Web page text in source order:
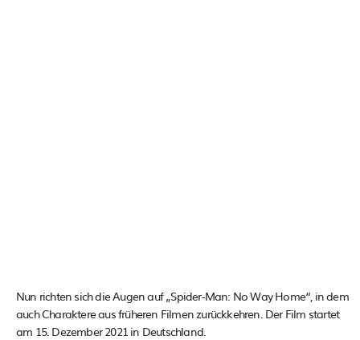
Nun richten sich die Augen auf „Spider-Man: No Way Home“, in dem
auch Charaktere aus früheren Filmen zurückkehren. Der Film startet
am 15. Dezember 2021 in Deutschland.